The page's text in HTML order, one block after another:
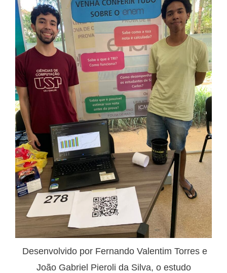
Desenvolvido por Fernando Valentim Torres e
João Gabriel Pieroli da Silva, o estudo